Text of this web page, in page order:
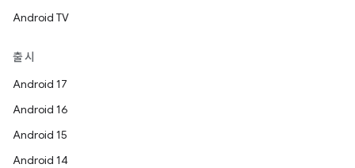
Android TV
출시
Android 17
Android 16
Android 15
Android 14